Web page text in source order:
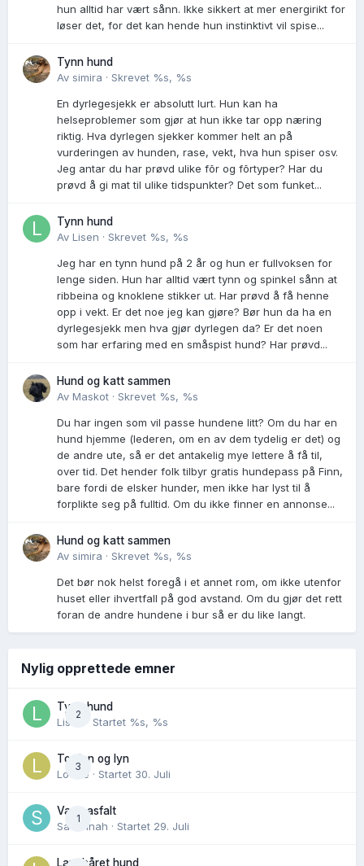
hun alltid har vært sånn. Ikke sikkert at mer energirikt for
løser det, for det kan hende hun instinktivt vil spise...
Tynn hund
Av simira · Skrevet %s, %s
En dyrlegesjekk er absolutt lurt. Hun kan ha
helseproblemer som gjør at hun ikke tar opp næring
riktig. Hva dyrlegen sjekker kommer helt an på
vurderingen av hunden, rase, vekt, hva hun spiser osv.
Jeg antar du har prøvd ulike fõr og fõrtyper? Har du
prøvd å gi mat til ulike tidspunkter? Det som funket...
Tynn hund
Av Lisen · Skrevet %s, %s
Jeg har en tynn hund på 2 år og hun er fullvoksen for
lenge siden. Hun har alltid vært tynn og spinkel sånn at
ribbeina og knoklene stikker ut. Har prøvd å få henne
opp i vekt. Er det noe jeg kan gjøre? Bør hun da ha en
dyrlegesjekk men hva gjør dyrlegen da? Er det noen
som har erfaring med en småspist hund? Har prøvd...
Hund og katt sammen
Av Maskot · Skrevet %s, %s
Du har ingen som vil passe hundene litt? Om du har en
hund hjemme (lederen, om en av dem tydelig er det) og
de andre ute, så er det antakelig mye lettere å få til,
over tid. Det hender folk tilbyr gratis hundepass på Finn,
bare fordi de elsker hunder, men ikke har lyst til å
forplikte seg på fulltid. Om du ikke finner en annonse...
Hund og katt sammen
Av simira · Skrevet %s, %s
Det bør nok helst foregå i et annet rom, om ikke utenfor
huset eller ihvertfall på god avstand. Om du gjør det rett
foran de andre hundene i bur så er du like langt.
Nylig opprettede emner
2
Tynn hund
Lisen · Startet %s, %s
3
Torden og lyn
Lovise · Startet 30. Juli
1
Varm asfalt
Savannah · Startet 29. Juli
Langhåret hund